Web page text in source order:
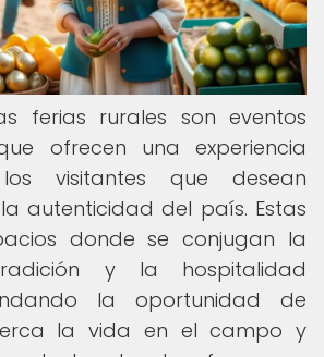
ferias rurales son eventos
ofrecen una experiencia
visitantes que desean
autenticidad del país. Estas
donde se conjugan la
y la hospitalidad
la oportunidad de
la vida en el campo y